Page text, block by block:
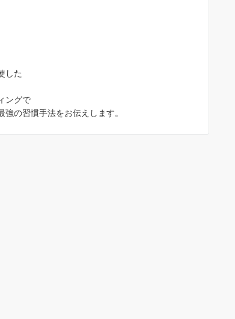
した
ングで
の習慣手法をお伝えします。